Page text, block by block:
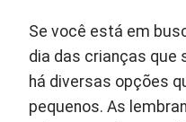
Se você está em
dia das crianças que
há diversas opções
pequenos. As